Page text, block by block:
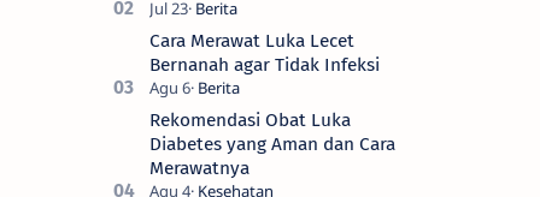
Cara Merawat Luka Lecet
Bernanah agar Tidak Infeksi
Rekomendasi Obat Luka
Diabetes yang Aman dan Cara
Merawatnya